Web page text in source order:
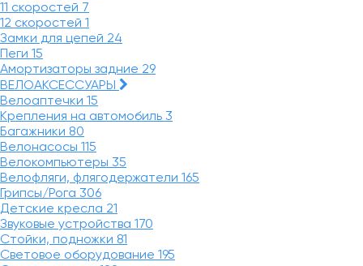
11 скоростей 7
12 скоростей 1
Замки для цепей 24
Пеги 15
Амортизаторы задние 29
ВЕЛОАКСЕССУАРЫ
Велоаптечки 15
Крепления на автомобиль 3
Багажники 80
Велонасосы 115
Велокомпьютеры 35
Велофляги, флягодержатели 165
Грипсы/Рога 306
Детские кресла 21
Звуковые устройства 170
Стойки, подножки 81
Световое оборудование 195